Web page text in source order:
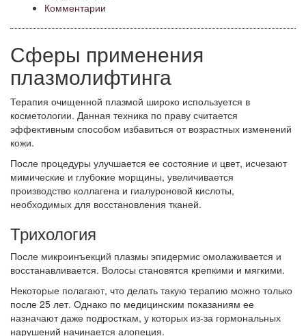
Комментарии
Сферы применения
плазмолифтинга
Терапия очищенной плазмой широко используется в
косметологии. Данная техника по праву считается
эффективным способом избавиться от возрастных изменений
кожи.
После процедуры улучшается ее состояние и цвет, исчезают
мимические и глубокие морщины, увеличивается
производство коллагена и гиалуроновой кислоты,
необходимых для восстановления тканей.
Трихология
После микроинъекций плазмы эпидермис омолаживается и
восстанавливается. Волосы становятся крепкими и мягкими.
Некоторые полагают, что делать такую терапию можно только
после 25 лет. Однако по медицинским показаниям ее
назначают даже подросткам, у которых из-за гормональных
нарушений начинается алопеция.